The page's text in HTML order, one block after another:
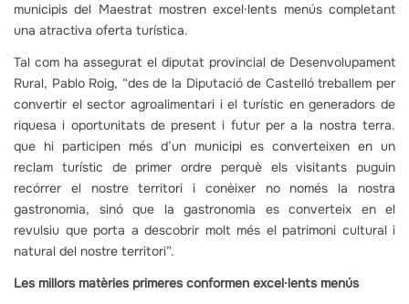
municipis del Maestrat mostren excel·lents menús completant
una atractiva oferta turística.
Tal com ha assegurat el diputat provincial de Desenvolupament
Rural, Pablo Roig, “des de la Diputació de Castelló treballem per
convertir el sector agroalimentari i el turístic en generadors de
riquesa i oportunitats de present i futur per a la nostra terra.
que hi participen més d’un municipi es converteixen en un
reclam turístic de primer ordre perquè els visitants puguin
recórrer el nostre territori i conèixer no només la nostra
gastronomia, sinó que la gastronomia es converteix en el
revulsiu que porta a descobrir molt més el patrimoni cultural i
natural del nostre territori”.
Les millors matèries primeres conformen excel·lents menús